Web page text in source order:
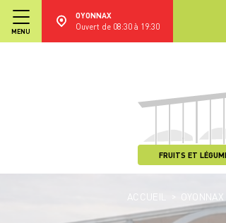
MENU
OYONNAX
Ouvert de 08:30 à 19:30
FRUITS ET
ACCUEIL OYONNAX